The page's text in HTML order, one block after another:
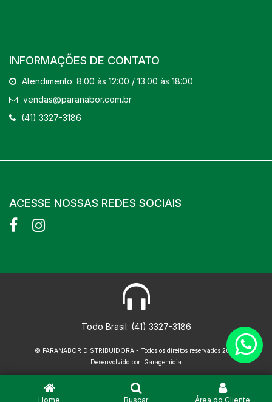
INFORMAÇÕES DE CONTATO
Atendimento: 8:00 às 12:00 / 13:00 às 18:00
vendas@paranabor.com.br
(41) 3327-3186
ACESSE NOSSAS REDES SOCIAIS
Todo Brasil: (41) 3327-3186
© PARANABOR DISTRIBUIDORA - Todos os direitos reservados 2026
Desenvolvido por: Garagemidia
Home Buscar Área do Cliente